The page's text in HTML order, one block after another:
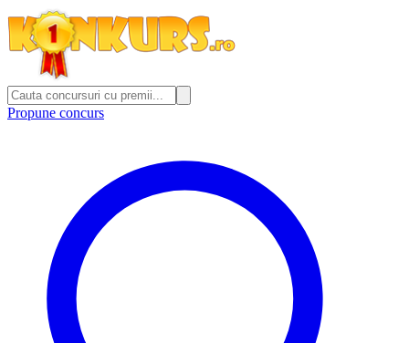
Propune concurs